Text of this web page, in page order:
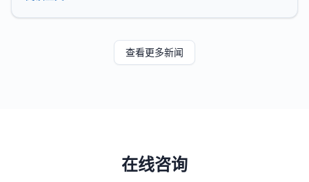
致力于提供客观、科学的市
查看更多新闻
在线咨询